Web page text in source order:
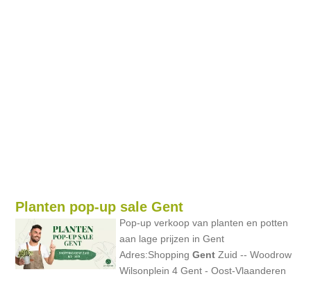
Planten pop-up sale Gent
Pop-up verkoop van planten en potten
aan lage prijzen in Gent
Adres:ShoppingGent Zuid -- Woodrow
Wilsonplein 4 Gent - Oost-Vlaanderen